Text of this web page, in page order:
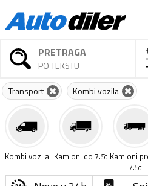
PRETRAGA
PO TEKSTU
Transport Kombi vozila
Kombi vozila Kamioni do 7.5t Kamioni
7.5t